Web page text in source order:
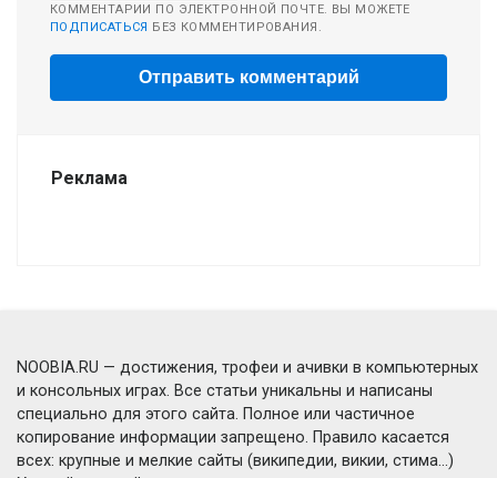
КОММЕНТАРИИ ПО ЭЛЕКТРОННОЙ ПОЧТЕ. ВЫ МОЖЕТЕ
ПОДПИСАТЬСЯ БЕЗ КОММЕНТИРОВАНИЯ.
Реклама
NOOBIA.RU — достижения, трофеи и ачивки в компьютерных
и консольных играх. Все статьи уникальны и написаны
специально для этого сайта. Полное или частичное
копирование информации запрещено. Правило касается
всех: крупные и мелкие сайты (википедии, викии, стима...)